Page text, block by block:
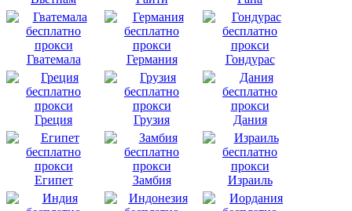
Гватемала Германия Гондурас
Греция Грузия Дания
Египет Замбия Израиль